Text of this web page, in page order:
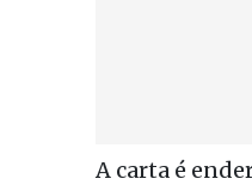
A carta é